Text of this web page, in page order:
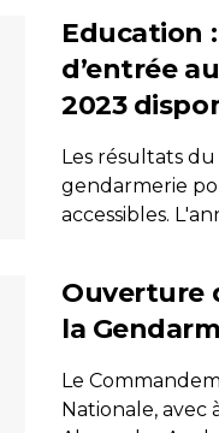
Education
d’entrée
2023
Les résultats
gendarmerie
accessibles.
Ouverture
la
Le
Nationale, avec